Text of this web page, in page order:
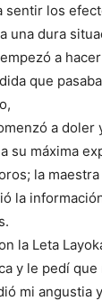
sentir los
una dura
a
que
a doler
su máxima
la
la
la Leta
y le pedí
mi angustia